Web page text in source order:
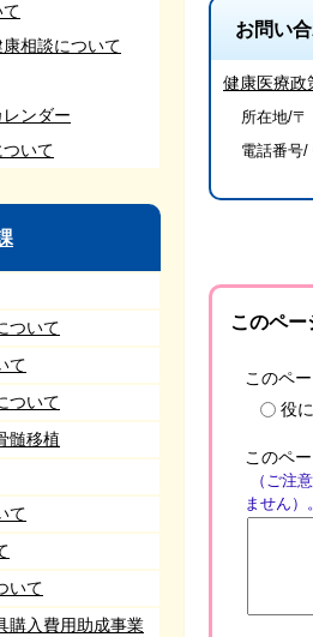
相談について
ンダー
いて
ついて
て
ついて
髄移植
て
いて
購入費用助成事業
お問い
健康医療政
所在地/〒
電話番号/
このペー
このペ
役
このペ
（ご注
ません